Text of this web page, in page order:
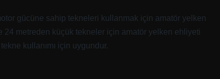
gücüne sahip tekneleri kullanmak için amatör yelken
24 metreden küçük tekneler için amatör yelken ehliyeti
kullanımı için uygundur.